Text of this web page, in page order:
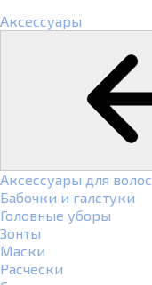
Аксессуары
Аксессуары для волос
Бабочки и галстуки
Головные уборы
Зонты
Маски
Расчески